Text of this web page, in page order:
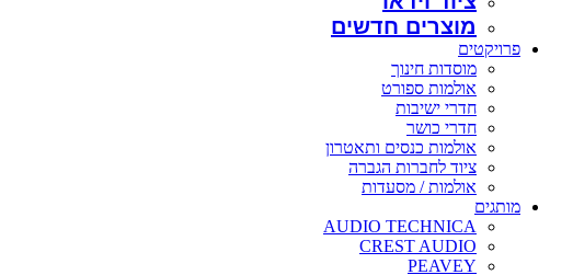
מוצרים חדשים
פרויקטים
מוסדות חינוך
אולמות ספורט
חדרי ישיבות
חדרי כושר
אולמות כנסים ותאטרון
ציוד לחברות הגברה
אולמות / מסעדות
מותגים
AUDIO TECHNICA
CREST AUDIO
PEAVEY